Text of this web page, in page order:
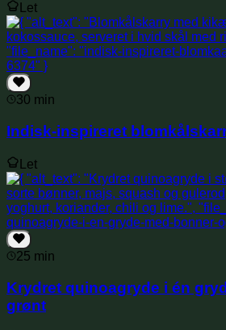
Let
30 min
Indisk-inspireret
Let
25 min
Krydret quinoagryde i én
grønt